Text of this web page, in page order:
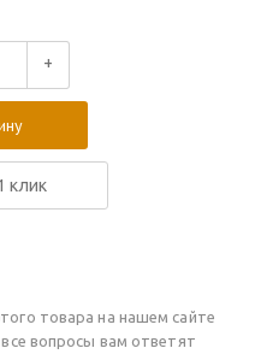
+
клик
товара на нашем сайте
вопросы вам ответят